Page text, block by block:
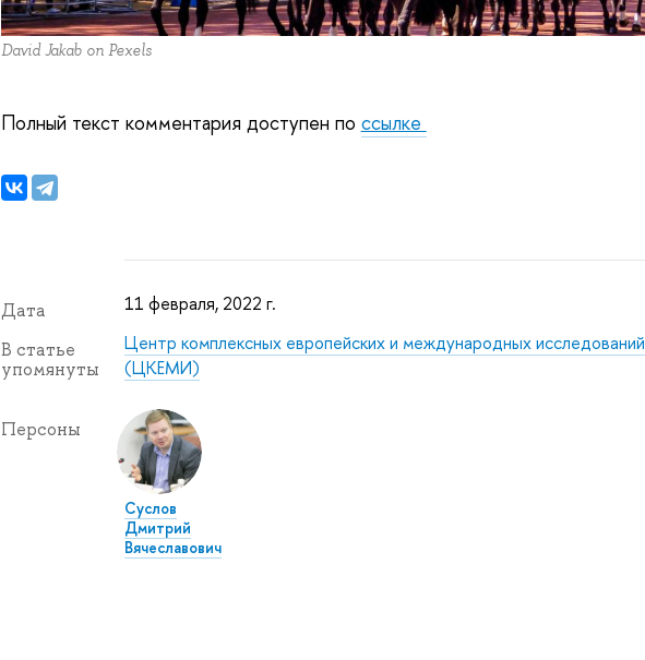
David Jakab on Pexels
Полный текст комментария доступен по ссылке
Дата 11 февраля, 2022 г.
В статье
упомянуты
Центр комплексных европейских и международных исследований
(ЦКЕМИ)
Персоны
Суслов
Дмитрий
Вячеславович